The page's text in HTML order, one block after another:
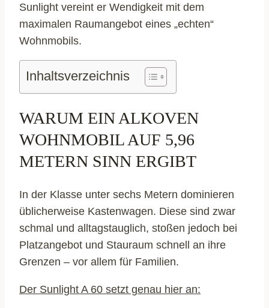
Sunlight vereint er Wendigkeit mit dem
maximalen Raumangebot eines „echten“
Wohnmobils.
Inhaltsverzeichnis
WARUM EIN ALKOVEN
WOHNMOBIL AUF 5,96
METERN SINN ERGIBT
In der Klasse unter sechs Metern dominieren
üblicherweise Kastenwagen. Diese sind zwar
schmal und alltagstauglich, stoßen jedoch bei
Platzangebot und Stauraum schnell an ihre
Grenzen – vor allem für Familien.
Der Sunlight A 60 setzt genau hier an: